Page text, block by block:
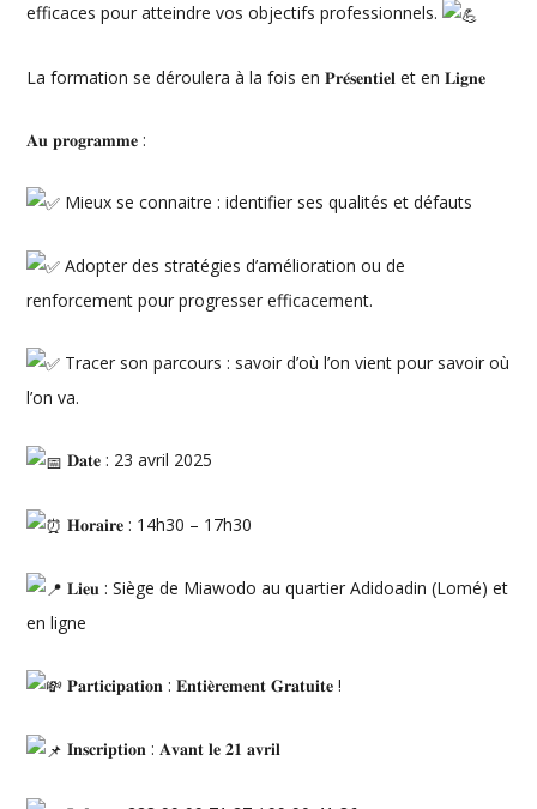
efficaces pour atteindre vos objectifs professionnels.
La formation se déroulera à la fois en 𝐏𝐫𝐞́𝐬𝐞𝐧𝐭𝐢𝐞𝐥 et en 𝐋𝐢𝐠𝐧𝐞
𝐀𝐮 𝐩𝐫𝐨𝐠𝐫𝐚𝐦𝐦𝐞 :
Mieux se connaitre : identifier ses qualités et défauts
Adopter des stratégies d’amélioration ou de
renforcement pour progresser efficacement.
Tracer son parcours : savoir d’où l’on vient pour savoir où
l’on va.
𝐃𝐚𝐭𝐞 : 23 avril 2025
𝐇𝐨𝐫𝐚𝐢𝐫𝐞 : 14h30 – 17h30
𝐋𝐢𝐞𝐮 : Siège de Miawodo au quartier Adidoadin (Lomé) et
en ligne
𝐏𝐚𝐫𝐭𝐢𝐜𝐢𝐩𝐚𝐭𝐢𝐨𝐧 : 𝐄𝐧𝐭𝐢𝐞̀𝐫𝐞𝐦𝐞𝐧𝐭 𝐆𝐫𝐚𝐭𝐮𝐢𝐭𝐞 !
𝐈𝐧𝐬𝐜𝐫𝐢𝐩𝐭𝐢𝐨𝐧 : 𝐀𝐯𝐚𝐧𝐭 𝐥𝐞 𝟐𝟏 𝐚𝐯𝐫𝐢𝐥